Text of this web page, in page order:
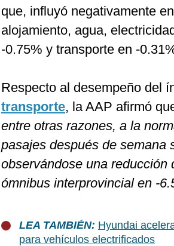
que, influyó negativamente
alojamiento, agua,
-0.75% y transporte en -
Respecto al desempeño del
transporte, la AAP afirmó
entre otras razones, a la
pasajes después de semana
observándose una reducción
ómnibus interprovincial en -
LEA TAMBIÉN: Hyundai
para vehículos electrificados